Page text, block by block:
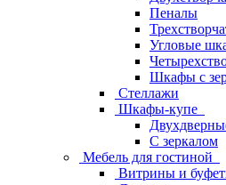
Пеналы
Угловые
Шкафы с
Стеллажи
Шкафы-купе
С зеркалом
Мебель для гостиной
Витрины и